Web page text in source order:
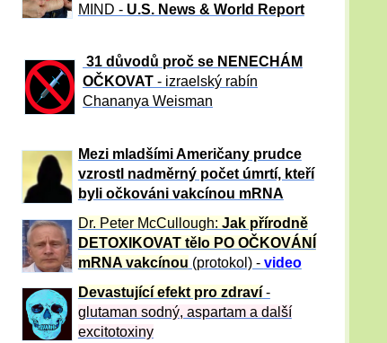
MIND - U.S. News & World Report
31 důvod ů proč se NENECHÁM
OČKOVAT - izraelský rabín
Chananya Weisman
Mezi mladšími Američany prudce
vzrostl nadměrný počet úmrtí, kteří
byli očkováni vakcínou mRNA
Dr. Peter McCullough: Jak přírodně
DETOXIKOVAT tělo PO OČKOVÁNÍ
mRNA vakcínou (protokol) - video
Devastující efekt pro zdraví-
glutaman sodný, aspartam a další
excitotoxiny